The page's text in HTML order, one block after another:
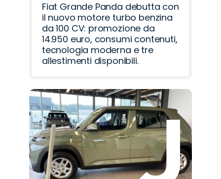
Fiat Grande Panda debutta con
il nuovo motore turbo benzina
da 100 CV: promozione da
14.950 euro, consumi contenuti,
tecnologia moderna e tre
allestimenti disponibili.